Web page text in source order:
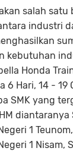
salah satu
industri
kebutuhan
Honda
6 Hari, 14 - 19
SMK yang
diantaranya
1
1 Nisam,